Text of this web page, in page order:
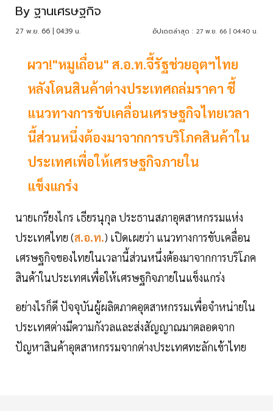
By ฐานเศรษฐกิจ
27 พ.ย. 66 | 04:39 น. อัปเดตล่าสุด : 27 พ.ย. 66 | 04:40 น.
ผวา!"หมูเถื่อน" ส.อ.ท.จี้รัฐช่วยอุตฯไทย
หลังโดนสินค้าต่างประเทศถล่มราคา ชี้
แนวทางการขับเคลื่อนเศรษฐกิจไทยเวลา
นี้ส่วนหนึ่งต้องมาจากการบริโภคสินค้าใน
ประเทศเพื่อให้เศรษฐกิจภายใน
แข็งแกร่ง
นายเกรียงไกร เธียรนุกุล ประธานสภาอุตสาหกรรมแห่ง
ประเทศไทย (ส.อ.ท.) เปิดเผยว่า แนวทางการขับเคลื่อน
เศรษฐกิจของไทยในเวลานี้ส่วนหนึ่งต้องมาจากการบริโภค
สินค้าในประเทศเพื่อให้เศรษฐกิจภายในแข็งแกร่ง
อย่างไรก็ดี ปัจจุบันผู้ผลิตภาคอุตสาหกรรมเพื่อจำหน่ายใน
ประเทศต่างมีความกังวลและส่งสัญญาณมาตลอดจาก
ปัญหาสินค้าอุตสาหกรรมจากต่างประเทศทะลักเข้าไทย